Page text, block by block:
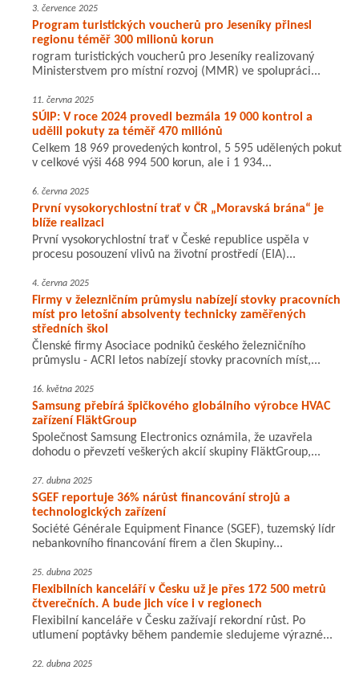
3. července 2025
Program turistických voucherů pro Jeseníky přinesl
regionu téměř 300 milionů korun
rogram turistických voucherů pro Jeseníky realizovaný
Ministerstvem pro místní rozvoj (MMR) ve spolupráci...
11. června 2025
SÚIP: V roce 2024 provedl bezmála 19 000 kontrol a
udělil pokuty za téměř 470 miliónů
Celkem 18 969 provedených kontrol, 5 595 udělených pokut
v celkové výši 468 994 500 korun, ale i 1 934...
6. června 2025
První vysokorychlostní trať v ČR „Moravská brána“ je
blíže realizaci
První vysokorychlostní trať v České republice uspěla v
procesu posouzení vlivů na životní prostředí (EIA)...
4. června 2025
Firmy v železničním průmyslu nabízejí stovky pracovních
míst pro letošní absolventy technicky zaměřených
středních škol
Členské firmy Asociace podniků českého železničního
průmyslu - ACRI letos nabízejí stovky pracovních míst,...
16. května 2025
Samsung přebírá špičkového globálního výrobce HVAC
zařízení FläktGroup
Společnost Samsung Electronics oznámila, že uzavřela
dohodu o převzetí veškerých akcií skupiny FläktGroup,...
27. dubna 2025
SGEF reportuje 36% nárůst financování strojů a
technologických zařízení
Société Générale Equipment Finance (SGEF), tuzemský lídr
nebankovního financování firem a člen Skupiny...
25. dubna 2025
Flexibilních kanceláří v Česku už je přes 172 500 metrů
čtverečních. A bude jich více i v regionech
Flexibilní kanceláře v Česku zažívají rekordní růst. Po
utlumení poptávky během pandemie sledujeme výrazné...
22. dubna 2025